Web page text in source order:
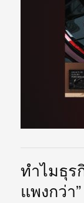
ทำไมธุร
แพงกว่า”